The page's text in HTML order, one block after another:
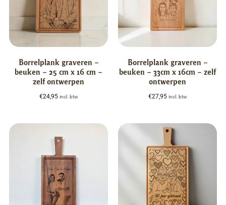
Borrelplank graveren –
beuken – 25 cm x 16 cm –
zelf ontwerpen
€24,95 incl. btw
Borrelplank graveren –
beuken – 33cm x 16cm – zelf
ontwerpen
€27,95 incl. btw